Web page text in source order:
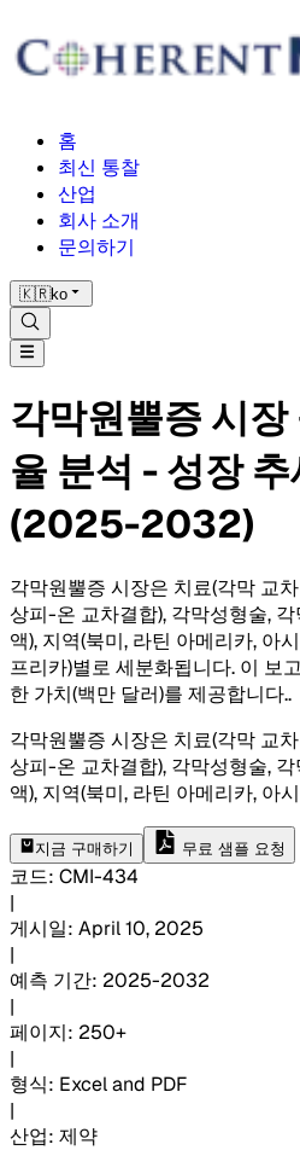
홈
최신 통찰
산업
회사 소개
문의하기
🇰🇷ko
각막원뿔증 시장
율 분석 - 성장
(2025-2032)
각막원뿔증 시장은 치료(각막 교
상피-온 교차결합), 각막성형술,
액), 지역(북미, 라틴 아메리카, 아
프리카)별로 세분화됩니다. 이 보
한 가치(백만 달러)를 제공합니다..
각막원뿔증 시장은 치료(각막 교
상피-온 교차결합), 각막성형술,
액), 지역(북미, 라틴 아메리카, 아
지금 구매하기 무료 샘플 요청
코드: CMI-434
|
게시일: April 10, 2025
|
예측 기간: 2025-2032
|
페이지: 250+
|
형식: Excel and PDF
|
산업: 제약